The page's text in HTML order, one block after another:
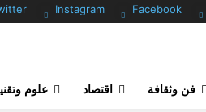
Facebook
Instagram
فن وثقافة اقتصاد علوم